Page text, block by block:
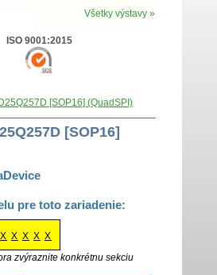
Všetky výstavy »
ISO 9001:2015
[SOP16] (QuadSPI)
[SOP16]
pre toto zariadenie:
X X X X X
zvýraznite konkrétnu sekciu